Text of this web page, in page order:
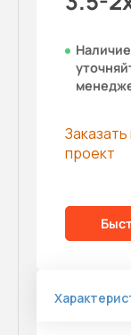
Наличие
проект